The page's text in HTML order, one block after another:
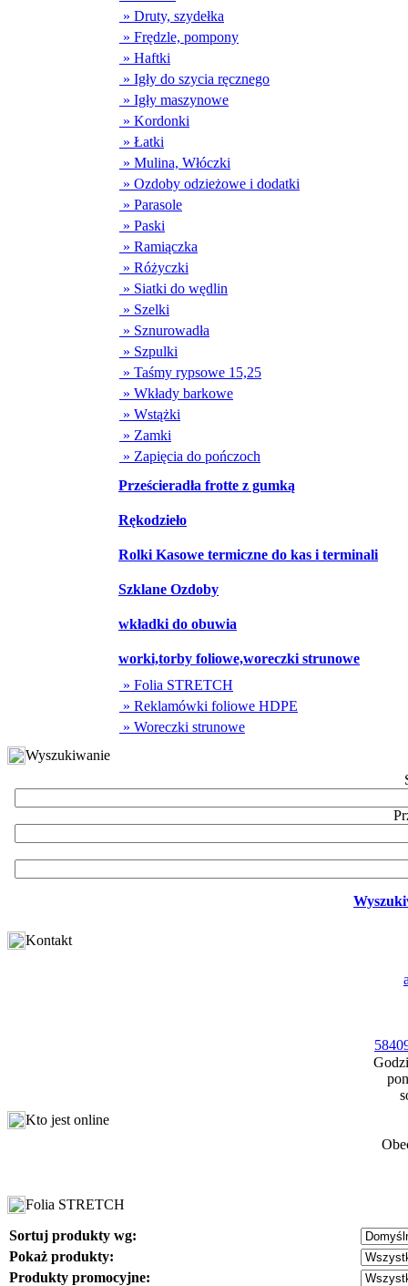
» Druty, szydełka
» Frędzle, pompony
» Haftki
» Igły do szycia ręcznego
» Igły maszynowe
» Kordonki
» Łatki
» Mulina, Włóczki
» Ozdoby odzieżowe i dodatki
» Parasole
» Paski
» Ramiączka
» Różyczki
» Siatki do wędlin
» Szelki
» Sznurowadła
» Szpulki
» Taśmy rypsowe 15,25
» Wkłady barkowe
» Wstążki
» Zamki
» Zapięcia do pończoch
Prześcieradła frotte z gumką
Rękodzieło
Rolki Kasowe termiczne do kas i terminali
Szklane Ozdoby
wkładki do obuwia
worki,torby foliowe,woreczki strunowe
» Folia STRETCH
» Reklamówki foliowe HDPE
» Woreczki strunowe
Wyszukiwanie
Kontakt
Kto jest online
Folia STRETCH
Sortuj produkty wg:
Pokaż produkty:
Produkty promocyjne: